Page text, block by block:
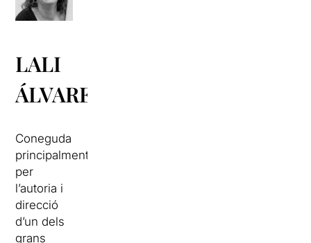
LALI
ÁLVAREZ
Coneguda
principalment
per
l’autoria i
direcció
d’un dels
grans